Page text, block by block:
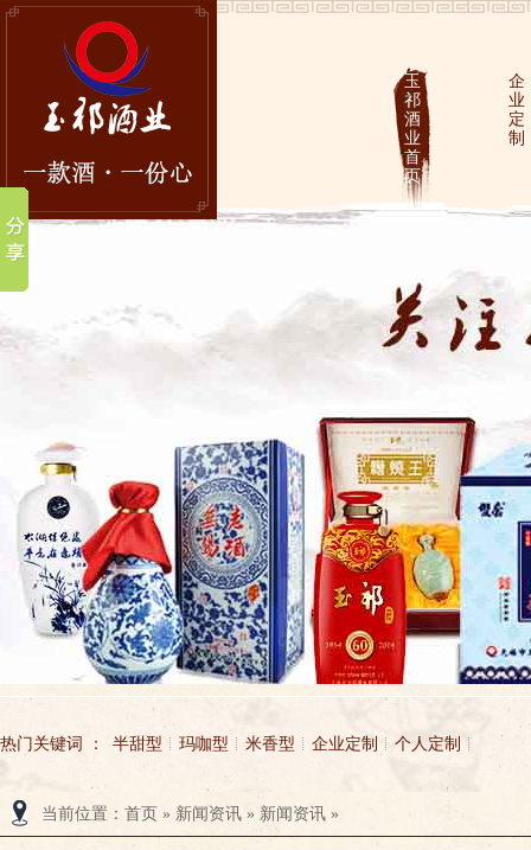
玉
祁
酒
业
首
页
企
业
定
制
热门关键词 ： 半甜型 玛咖型 米香型 企业定制 个人定制
无锡市玉祁酒业有限公司 玉祁酒业
当前位置 ： 首页 » 新闻资讯 » 新闻资讯 »